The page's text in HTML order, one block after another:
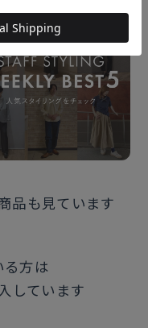
す。
品も見ています
方は
しています